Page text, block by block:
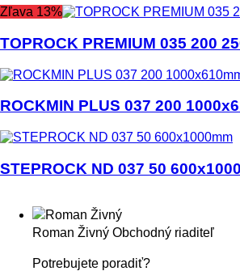
Zľava 13%
TOPROCK PREMIUM 035 200
ROCKMIN PLUS 037 200
STEPROCK ND 037 50
Roman Živný Obchodný riaditeľ
Potrebujete poradiť?